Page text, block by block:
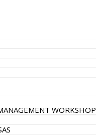
WORKSHOP